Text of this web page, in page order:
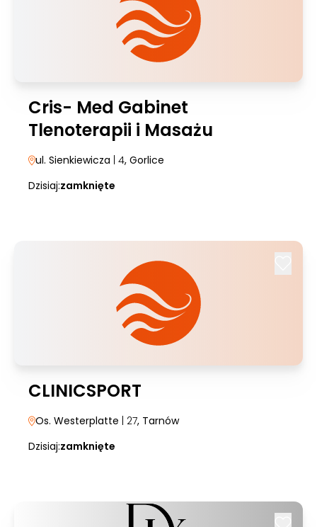
Cris- Med Gabinet
Tlenoterapii i Masażu
ul. Sienkiewicza | 4, Gorlice
Dzisiaj:zamknięte
CLINICSPORT
Os. Westerplatte | 27, Tarnów
Dzisiaj:zamknięte